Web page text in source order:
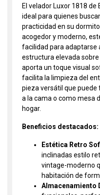
El velador Luxor 1818
ideal para quienes
practicidad en su
acogedor y moderno,
facilidad para adaptarse
estructura elevada
aporta un toque visual
facilita la limpieza del
pieza versátil que
a la cama o como mesa
hogar.
Beneficios destacados:
Estética Retro
inclinadas estilo
vintage-moderno
habitación de
Almacenamiento